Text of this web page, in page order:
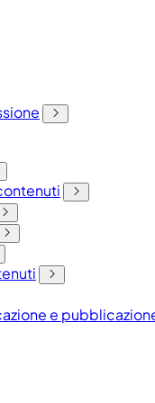
e